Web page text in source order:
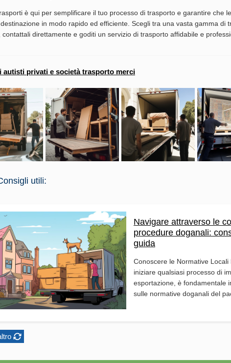
è qui per semplificare il tuo processo di trasporto e garantire che
in modo rapido ed efficiente. Scegli tra una vasta gamma di
contattali direttamente e goditi un servizio di trasporto affidabile e
autisti privati e società trasporto merci
utili:
Navigare attraverso le
procedure doganali:
guida
Conoscere le Normative Locali
iniziare qualsiasi processo di
esportazione, è fondamentale
sulle normative doganali del